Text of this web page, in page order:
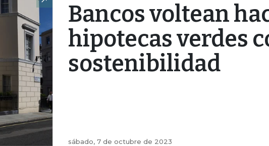
Bancos voltean
hipotecas verdes
sostenibilidad
sábado, 7 de octubre de 2023